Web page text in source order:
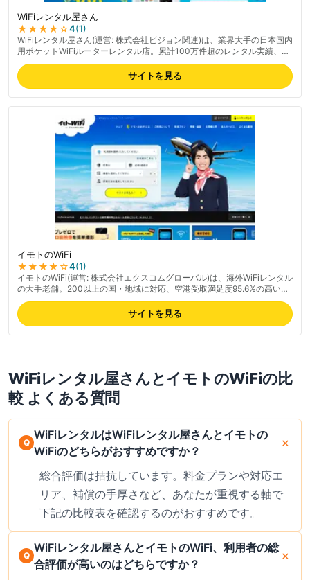
WiFiレンタル屋さん
★★★★☆4(1)
WiFiレンタル屋さん(運営: 株式会社ビジョン関連)は、業界大手の日本国内
用ポケットWiFiルーターレンタル店。累計100万件超のレンタル実績、リ
ピート希望率98.8%・お客様満足度98.8%の信頼感。Google評価4.7の高
評価、ルーターが新品同様で清潔感が好評。Softbank・WiMAX・
docomo・auの主要キャリアを取扱、最短翌日からレンタル可能。海外用
Wi-Fiルーターのレンタルにも対応。カスタマーセンターも繋がりやすく
前日17時注文で翌日対応の対応スピード、レターパックでかんたん返却の
利便性も支持される。最新の料金は公式サイトでご確認ください。
サイトを見る
イモトのWiFi
★★★★☆4(1)
イモトのWiFi(運営: 株式会社エクスコムグローバル)は、海外WiFiレンタル
の大手老舗。200以上の国・地域に対応、空港受取満足度95.6%の高い実
績を評価する声が多い。通信の安定性・受取のしやすさ・サポートの3点
で高評価、複数人シェアできる機種ラインナップも好評。損害補償も用
意、初心者でも安心の手厚いサポート体制、海外渡航時の安心感でリピー
ターも多い。対応空港が6拠点に限定、田舎で繋がらないケース等のデメ
サイトを見る
WiFiレンタル屋さんとイモトのWiFiの比
較 よくある質問
WiFiレンタルはWiFiレンタル屋さんとイモトの
WiFiのどちらがおすすめですか？
総合評価は拮抗しています。料金プランや対応エ
リア、補償の手厚さなど、あなたが重視する軸で
下記の比較表を確認するのがおすすめです。
WiFiレンタル屋さんとイモトのWiFi、利用者の総
合評価が高いのはどちらですか？